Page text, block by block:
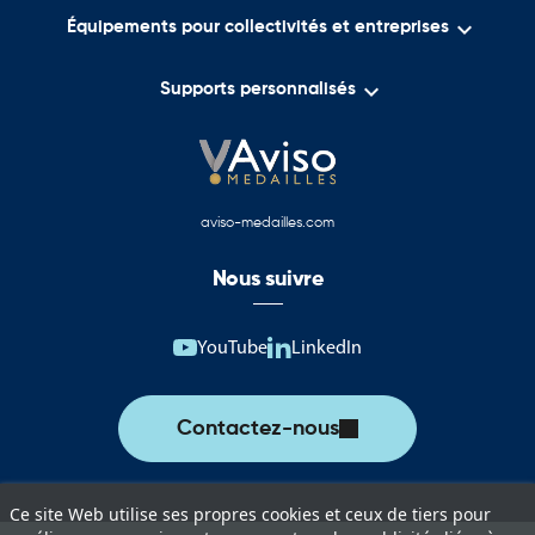
Équipements pour collectivités et entreprises 
Supports personnalisés 
Ce site Web utilise ses propres cookies et ceux de tiers pour
aviso-medailles.com
Nous suivre
YouTube LinkedIn
Contactez-nous